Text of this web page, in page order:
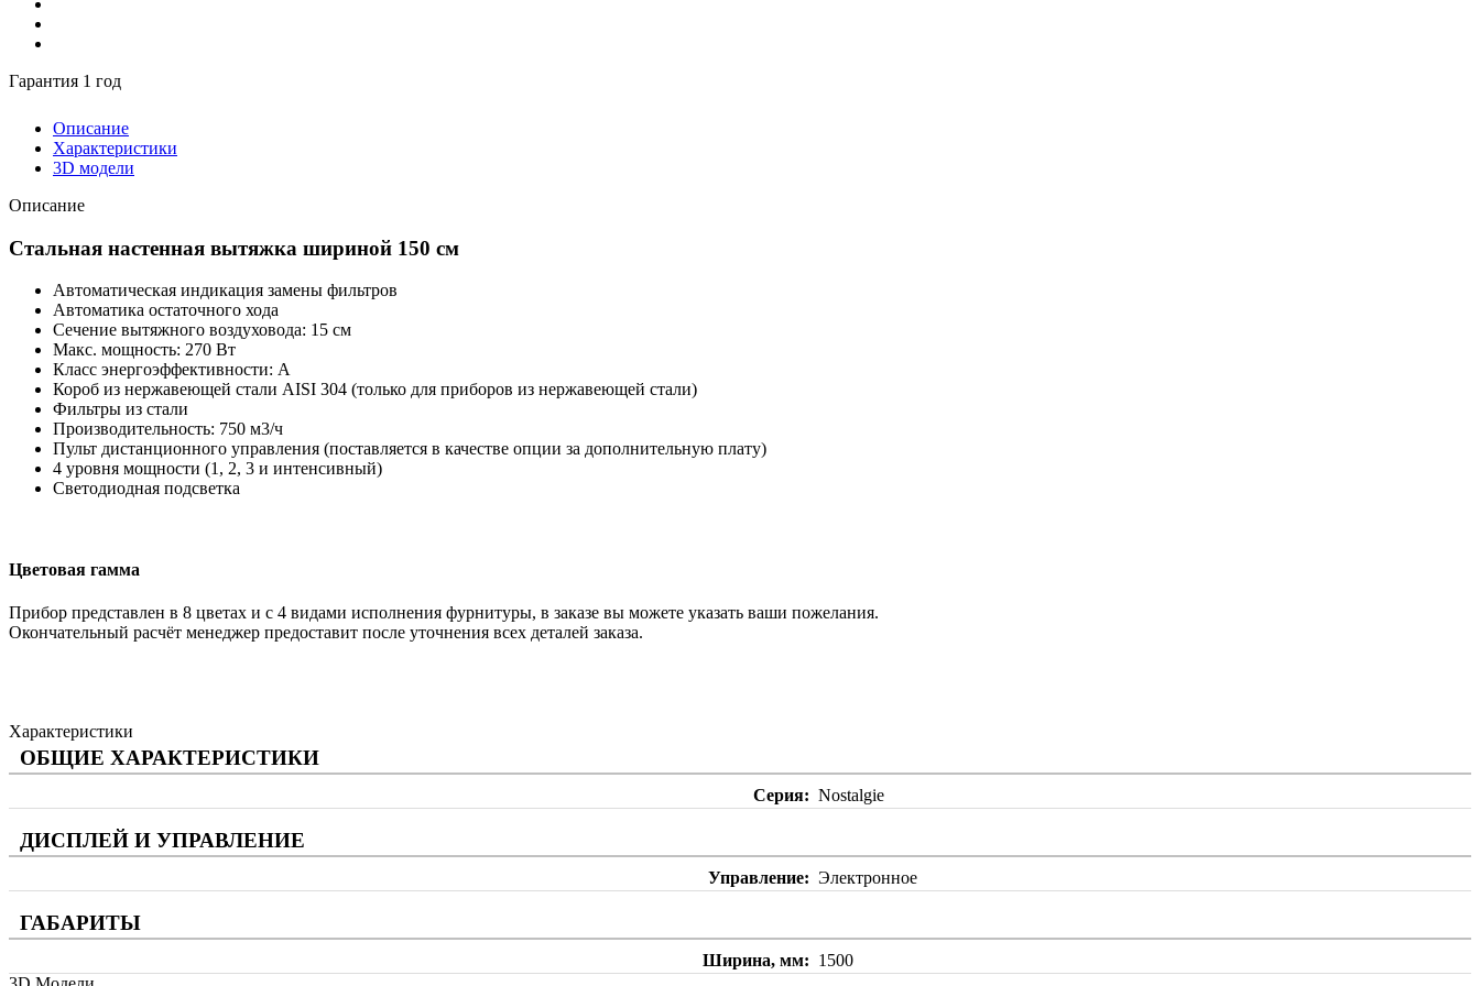
Гарантия 1 год
Описание
Характеристики
3D модели
Описание
Стальная настенная вытяжка шириной 150 см
Автоматическая индикация замены фильтров
Автоматика остаточного хода
Сечение вытяжного воздуховода: 15 см
Макс. мощность: 270 Вт
Класс энергоэффективности: А
Короб из нержавеющей стали AISI 304 (только для приборов из нержавеющей стали)
Фильтры из стали
Производительность: 750 м3/ч
Пульт дистанционного управления (поставляется в качестве опции за дополнительную плату)
4 уровня мощности (1, 2, 3 и интенсивный)
Светодиодная подсветка
Цветовая гамма
Прибор представлен в 8 цветах и с 4 видами исполнения фурнитуры, в заказе вы можете указать ваши пожелания.
Окончательный расчёт менеджер предоставит после уточнения всех деталей заказа.
Характеристики
ОБЩИЕ ХАРАКТЕРИСТИКИ
Серия Nostalgie
ДИСПЛЕЙ И УПРАВЛЕНИЕ
Управление Электронное
ГАБАРИТЫ
Ширина, мм
1500